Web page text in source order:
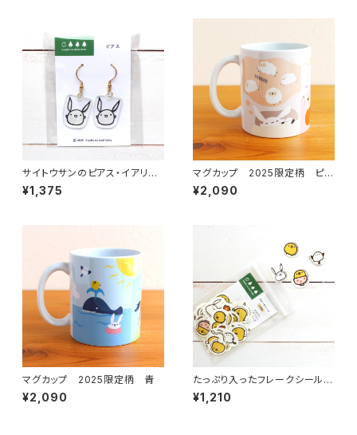
サイトウサンのピアス・イアリン
グ
¥1,375
マグカップ 2025限定柄 ピン
ク
¥2,090
マグカップ 2025限定柄 青
¥2,090
たっぷり入ったフレークシール
ひよこさん・シマエナガ・サイトウ
サン 上質紙
¥1,210